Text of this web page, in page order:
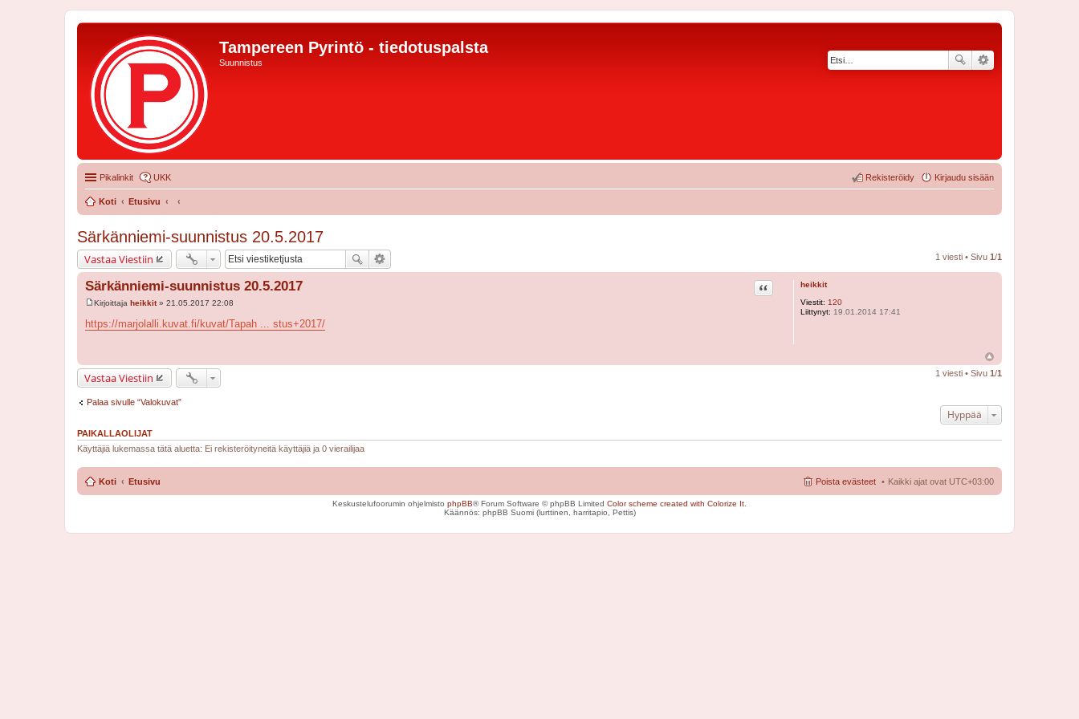
Tampereen Pyrintö - tiedotuspalsta
Suunnistus
Pikalinkit UKK Kirjaudu sisään
Rekisteröidy
Koti Etusivu
Särkänniemi-suunnistus 20.5.2017
Vastaa Viestiin 1 viesti • Sivu 1/1
heikkit
Viestit: 120
Liittynyt: 19.01.2014 17:41
Särkänniemi-suunnistus 20.5.2017 Lainaa
i
e
Kirjoittaja heikkit» 21.05.2017 22:08
https://marjolalli.kuvat.fi/kuvat/Tapah ... stus+2017/
Vastaa Viestiin 1 viesti • Sivu 1/1
Palaa sivulle “Valokuvat”
Hyppää
PAIKALLAOLIJAT
Käyttäjiä lukemassa tätä aluetta: Ei rekisteröityneitä käyttäjiä ja 0 vierailijaa
Koti Etusivu Kaikki ajat ovat UTC+03:00
Poista evästeet
Keskustelufoorumin ohjelmisto phpBB® Forum Software © phpBB Limited Color scheme created with Colorize It
Käännös: phpBB Suomi (lurttinen, harritapio, Pettis)